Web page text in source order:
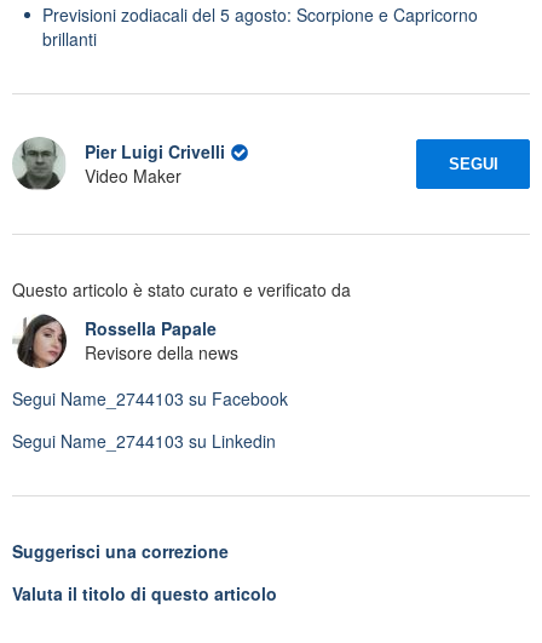
Previsioni zodiacali del 5 agosto: Scorpione e Capricorno
brillanti
Pier Luigi Crivelli
Video Maker
SEGUI
Questo articolo è stato curato e verificato da
Rossella Papale
Revisore della news
Segui Name_2744103 su Facebook
Segui Name_2744103 su Linkedin
Suggerisci una correzione
Valuta il titolo di questo articolo